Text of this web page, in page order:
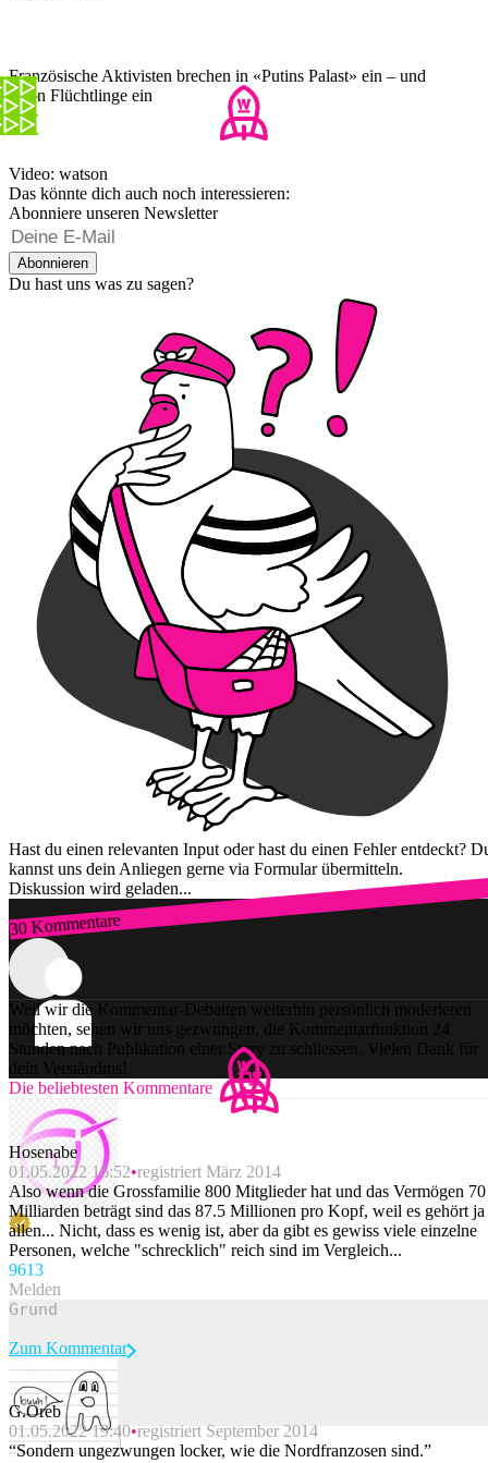
Französische Aktivisten brechen in «Putins Palast» ein – und
laden Flüchtlinge ein
Video: watson
Das könnte dich auch noch interessieren:
Abonniere unseren Newsletter
Abonnieren
Du hast uns was zu sagen?
Hast du einen relevanten Input oder hast du einen Fehler entdeckt?
kannst uns dein Anliegen gerne via Formular übermitteln.
Diskussion wird geladen...
30 Kommentare
Zum Login
Weil wir die Kommentar-Debatten weiterhin persönlich moderieren
möchten, sehen wir uns gezwungen, die Kommentarfunktion 24
Stunden nach Publikation einer Story zu schliessen. Vielen Dank für
dein Verständnis!
Die beliebtesten Kommentare
Hosenabe
01.05.2022 16:52 registriert März 2014
Also wenn die Grossfamilie 800 Mitglieder hat und das Vermögen 70
Milliarden beträgt sind das 87.5 Millionen pro Kopf, weil es gehört ja
allen... Nicht, dass es wenig ist, aber da gibt es gewiss viele einzelne
Personen, welche "schrecklich" reich sind im Vergleich...
9613
Melden
Beitrag melden
Zum Kommentar
G.Oreb
01.05.2022 19:40 registriert September 2014
“Sondern ungezwungen locker, wie die Nordfranzosen sind.”